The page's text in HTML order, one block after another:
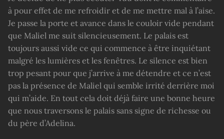
à pour effet de me refroidir et de me mettre mal à l’aise.
Je passe la porte et avance dans le couloir vide pendant
que Maliel me suit silencieusement. Le palais est
toujours aussi vide ce qui commence à être inquiétant
malgré les lumières et les fenêtres. Le silence est bien
trop pesant pour que j’arrive à me détendre et ce n’est
pas la présence de Maliel qui semble irrité derrière moi
qui m’aide. En tout cela doit déjà faire une bonne heure
que nous traversons le palais sans signe de richesse ou
du père d’Adelina.